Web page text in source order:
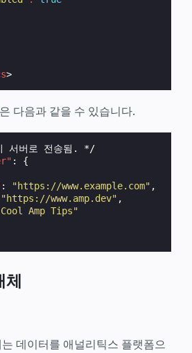
>
다음과 같을 수 있습니다.
서버로 전송됨.
*/
:
{
: "https://www.example.com" ,
"https://www.amp.dev" ,
Amp Tips"
데이터를 애널리틱스 플랫폼으